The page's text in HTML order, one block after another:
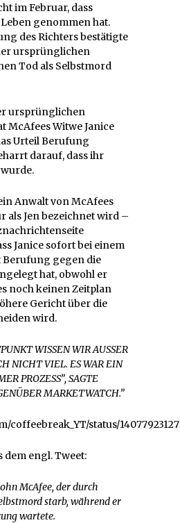
im Februar, dass
genommen hat.
des Richters bestätigte
ursprünglichen
Tod als Selbstmord
ursprünglichen
McAfees Witwe Janice
Urteil Berufung
darauf, dass ihr
Anwalt von McAfees
als Jen bezeichnet wird –
Janice sofort bei einem
Berufung gegen die
hat, obwohl er
noch keinen Zeitplan
Gericht über die
wird.
WISSEN WIR AUSSER
NICHT VIEL. ES WAR EIN
PROZESS”, SAGTE
MARKETWATCH.”
coffeebreak_YT/status/
dem engl. Tweet:
McAfee, der durch
starb, während er
wartete.